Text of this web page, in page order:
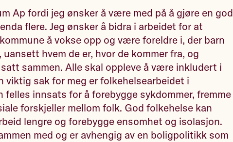
Ap fordi jeg ønsker å være med på å gjøre en god
flere. Jeg ønsker å bidra i arbeidet for at
å vokse opp og være foreldre i, der barn
hvem de er, hvor de kommer fra, og
sammen. Alle skal oppleve å være inkludert i
viktig sak for meg er folkehelsearbeidet i
felles innsats for å forebygge sykdommer, fremme
forskjeller mellom folk. God folkehelse kan
lengre og forebygge ensomhet og isolasjon.
med og er avhengig av en boligpolitikk som